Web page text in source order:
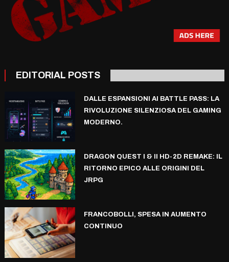
EDITORIAL POSTS
DALLE ESPANSIONI AI BATTLE PASS: LA
RIVOLUZIONE SILENZIOSA DEL GAMING
MODERNO.
DRAGON QUEST I & II HD-2D REMAKE: IL
RITORNO EPICO ALLE ORIGINI DEL
JRPG
FRANCOBOLLI, SPESA IN AUMENTO
CONTINUO